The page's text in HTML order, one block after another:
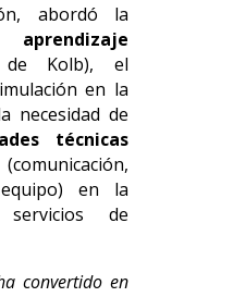
abordó la
aprendizaje
Kolb), el
en la
necesidad de
técnicas
en la
de
convertido en